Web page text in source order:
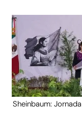
Sheinbaum: